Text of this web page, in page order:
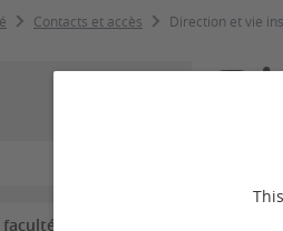
Contacts et accès Direction et vie